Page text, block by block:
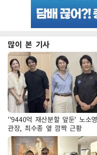
많이 본 기사
''9440억 재산분할 앞둔' 노소영
관장, 최수종 옆 깜짝 근황